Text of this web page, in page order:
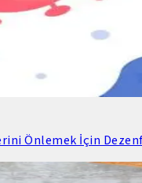
Önlemek İçin